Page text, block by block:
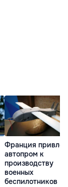
Франция
автопром к
производству
военных
беспилотников